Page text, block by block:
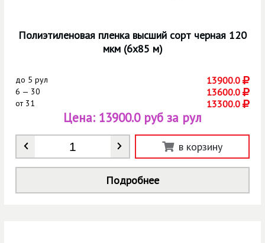
Полиэтиленовая пленка высший сорт черная 120
мкм (6х85 м)
до 5 рул 13900.0
6 — 30 13600.0
от31 13300.0
Количество
Цена: 13900.0 руб за рул
в корзину
Подробнее